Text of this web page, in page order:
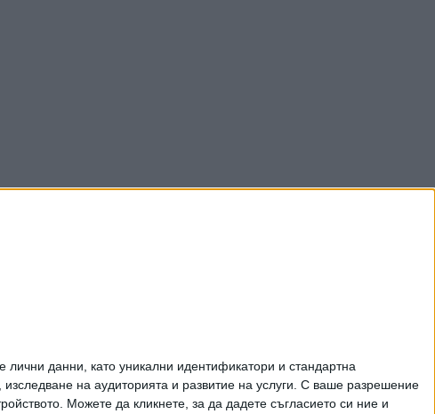
данни, като уникални идентификатори и стандартна
на аудиторията и развитие на услуги. С ваше разрешение
Можете да кликнете, за да дадете съгласието си ние и